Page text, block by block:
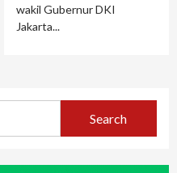
wakil Gubernur DKI
Jakarta...